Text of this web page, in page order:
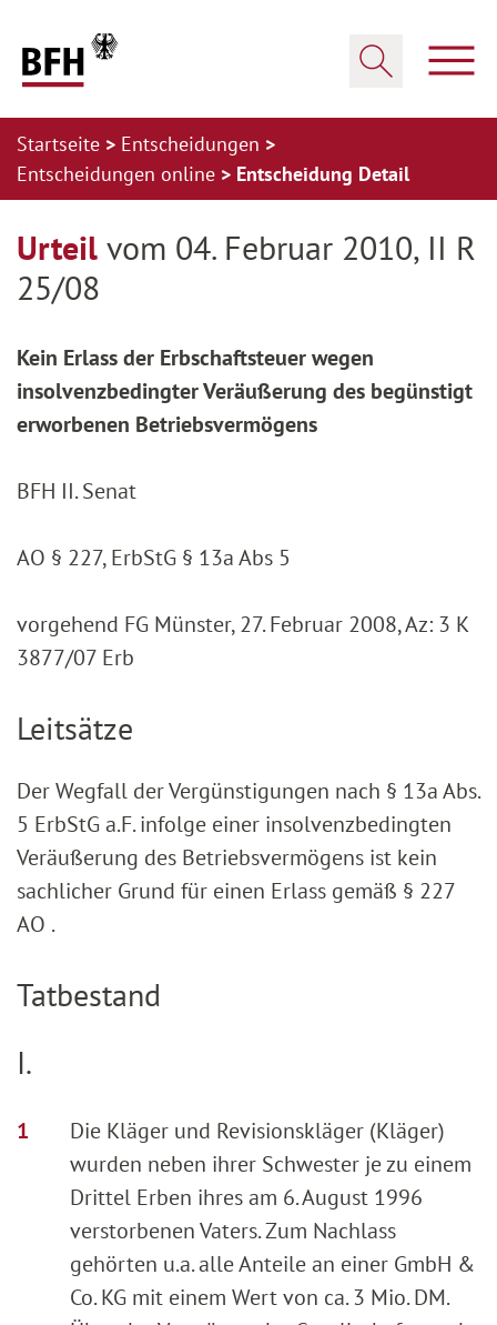
Startseite
Entscheidungen
Entscheidungen online
Entscheidung Detail
Urteil vom 04. Februar 2010, II R
25/08
Kein Erlass der Erbschaftsteuer wegen
insolvenzbedingter Veräußerung des begünstigt
erworbenen Betriebsvermögens
BFH II. Senat
AO § 227, ErbStG § 13a Abs 5
vorgehend FG Münster, 27. Februar 2008, Az: 3 K
3877/07 Erb
Leitsätze
Der Wegfall der Vergünstigungen nach § 13a Abs.
5 ErbStG a.F. infolge einer insolvenzbedingten
Veräußerung des Betriebsvermögens ist kein
sachlicher Grund für einen Erlass gemäß § 227
AO .
Tatbestand
I.
Die Kläger und Revisionskläger (Kläger)
wurden neben ihrer Schwester je zu einem
Drittel Erben ihres am 6. August 1996
verstorbenen Vaters. Zum Nachlass
gehörten u.a. alle Anteile an einer GmbH &
Co. KG mit einem Wert von ca. 3 Mio. DM.